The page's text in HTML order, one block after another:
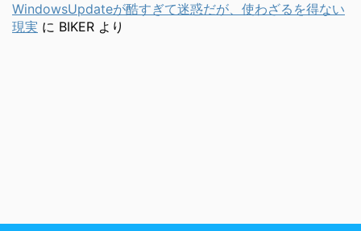
WindowsUpdateが酷すぎて迷惑だが、使わざるを得ない
現実 に BIKER より